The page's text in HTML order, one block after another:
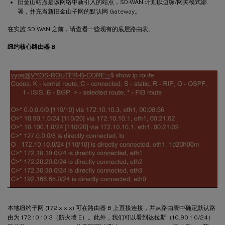
旧金山站点是该网络中新引入的站点，SD-WAN 计划以边缘/网关模式部
署，并充当新旧金山子网的默认网 Gateway。
在实施 SD-WAN 之前，请查看一些现有的底层路由表。
纽约核心路由器 B:
本地纽约子网 (172.x.x.x) 可在路由器 B 上直接连接，并从路由表中确定默认路
由为 172.10.10.3（防火墙 E）。此外，我们可以看到达拉斯（10.90.1.0/24）